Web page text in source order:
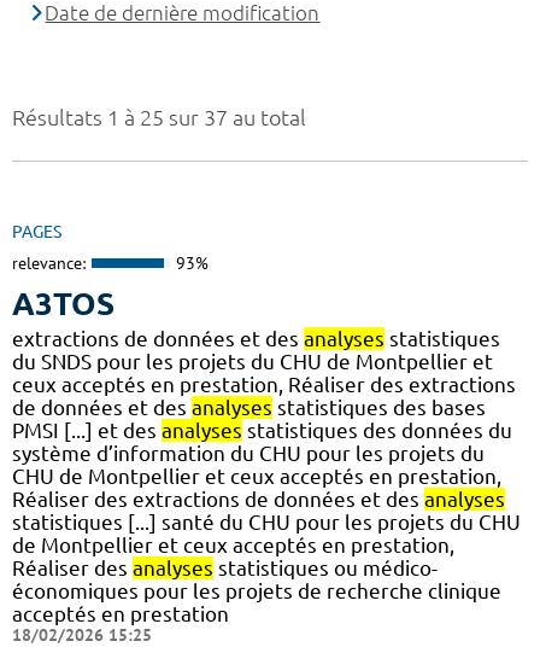
Résultats 1 à 25 sur 37 au total
PAGES
relevance: 93%
A3TOS
extractions de données et des analyses statistiques
du SNDS pour les projets du CHU de Montpellier et
ceux acceptés en prestation, Réaliser des extractions
de données et des analyses statistiques des bases
PMSI [...] et des analyses statistiques des données du
système d’information du CHU pour les projets du
CHU de Montpellier et ceux acceptés en prestation,
Réaliser des extractions de données et des analyses
statistiques [...] santé du CHU pour les projets du CHU
de Montpellier et ceux acceptés en prestation,
Réaliser des analyses statistiques ou médico-
économiques pour les projets de recherche clinique
acceptés en prestation
18/02/2026 15:25
Date de dernière modification